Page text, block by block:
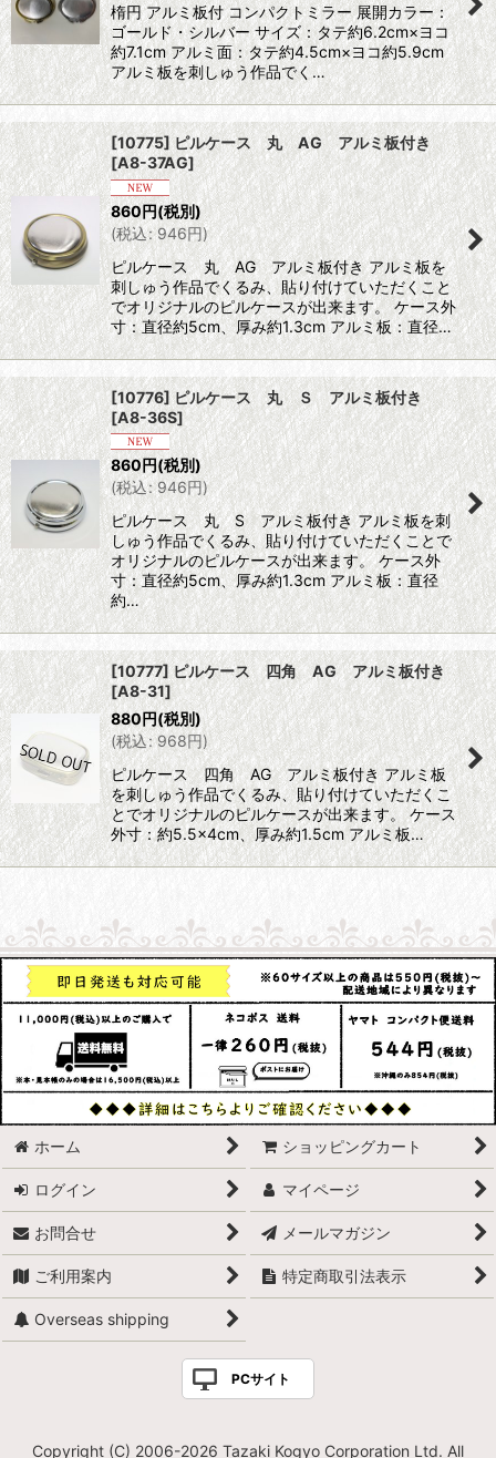
楕円 アルミ板付 コンパクトミラー 展開カラー：
ゴールド・シルバー サイズ：タテ約6.2cm×ヨコ
約7.1cm アルミ面：タテ約4.5cm×ヨコ約5.9cm
アルミ板を刺しゅう作品でく…
[10775] ピルケース 丸 AG アルミ板付き
[A8-37AG]
860円(税別)
(税込: 946円)
ピルケース 丸 AG アルミ板付き アルミ板を
刺しゅう作品でくるみ、貼り付けていただくこと
でオリジナルのピルケースが出来ます。 ケース外
寸：直径約5cm、厚み約1.3cm アルミ板：直径…
[10776] ピルケース 丸 Ｓ アルミ板付き
[A8-36S]
860円(税別)
(税込: 946円)
ピルケース 丸 S アルミ板付き アルミ板を刺
しゅう作品でくるみ、貼り付けていただくことで
オリジナルのピルケースが出来ます。 ケース外
寸：直径約5cm、厚み約1.3cm アルミ板：直径
約…
[10777] ピルケース 四角 AG アルミ板付き
[A8-31]
880円(税別)
(税込: 968円)
ピルケース 四角 AG アルミ板付き アルミ板
を刺しゅう作品でくるみ、貼り付けていただくこ
とでオリジナルのピルケースが出来ます。 ケース
外寸：約5.5×4cm、厚み約1.5cm アルミ板…
ホーム ショッピングカート
ログイン マイページ
お問合せ メールマガジン
ご利用案内 特定商取引法表示
Overseas shipping
PCサイト
Copyright (C) 2006-2026 Tazaki Kogyo Corporation Ltd. All